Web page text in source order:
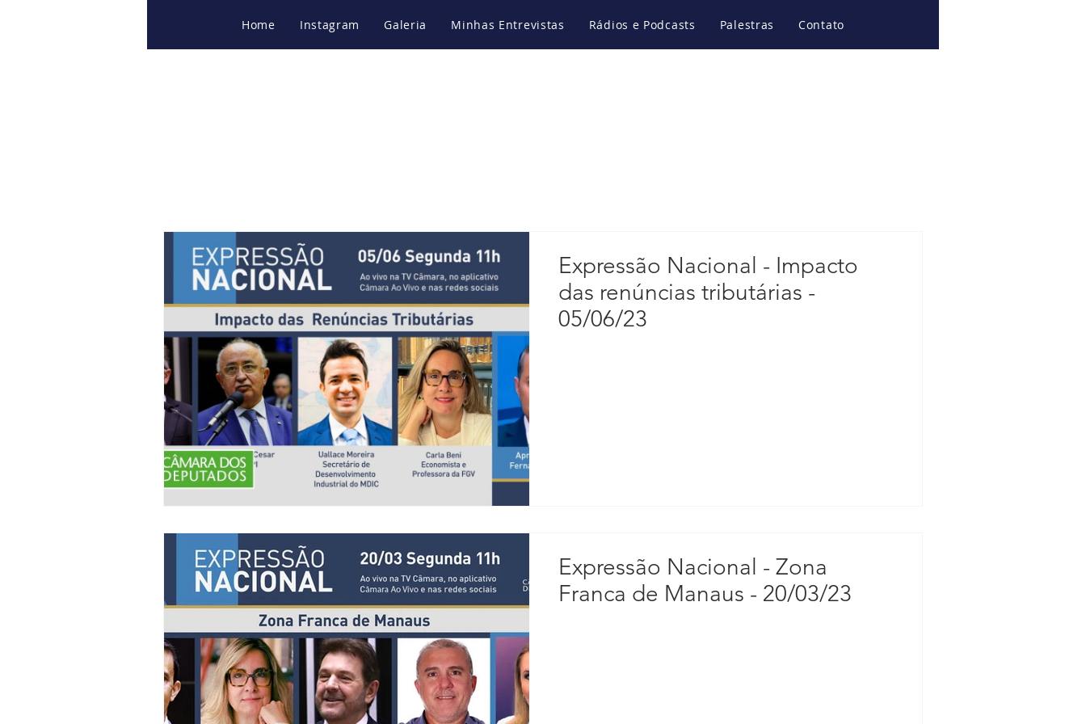
Home Instagram Galeria Minhas Entrevistas Rádios e Podcasts Palestras Contato
Expressão Nacional - Impacto
das renúncias tributárias -
05/06/23
Expressão Nacional - Zona
Franca de Manaus - 20/03/23